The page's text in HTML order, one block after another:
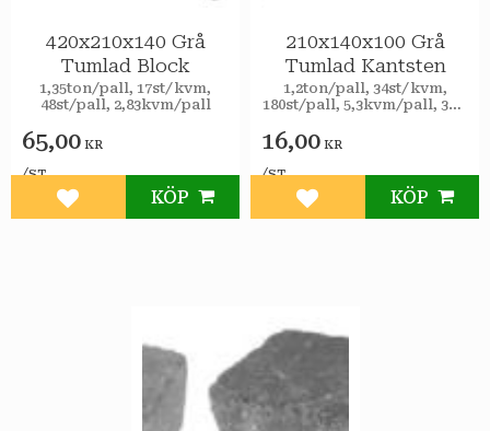
420x210x140 Grå
Tumlad Block
1,35ton/pall, 17st/kvm,
48st/pall, 2,83kvm/pall
65,00 KR
/ST
Lägg till i favoriter
KÖP
210x140x100 Grå
Tumlad Kantsten
​1,2ton/pall, 34st/kvm,
180st/pall, 5,3kvm/pall, 37,8
4,8st/lpm
16,00 KR
/ST
Lägg till i favoriter
KÖP